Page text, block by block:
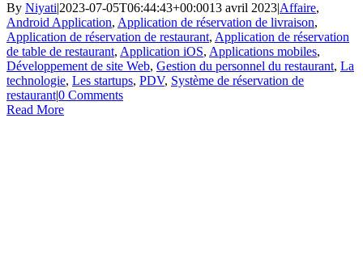
By Niyati|2023-07-05T06:44:43+00:0013 avril 2023|Affaire,
Android Application, Application de réservation de livraison,
Application de réservation de restaurant, Application de réservation
de table de restaurant, Application iOS, Applications mobiles,
Développement de site Web, Gestion du personnel du restaurant, La
technologie, Les startups, PDV, Système de réservation de
restaurant|0 Comments
Read More